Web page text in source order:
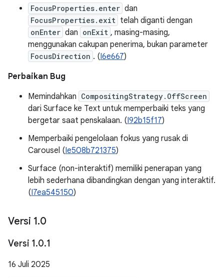
FocusProperties.enter dan
FocusProperties.exit telah diganti dengan
onEnter dan onExit , masing-masing,
menggunakan cakupan penerima, bukan parameter
FocusDirection . (I6e667)
Perbaikan Bug
Memindahkan CompositingStrategy.OffScreen
dari Surface ke Text untuk memperbaiki teks yang
bergetar saat penskalaan. (I92b15f17)
Memperbaiki pengelolaan fokus yang rusak di
Carousel (Ie508b721375)
Surface (non-interaktif) memiliki penerapan yang
lebih sederhana dibandingkan dengan yang interaktif.
(I7ea545150)
Versi 1.0
Versi 1.0.1
16 Juli 2025